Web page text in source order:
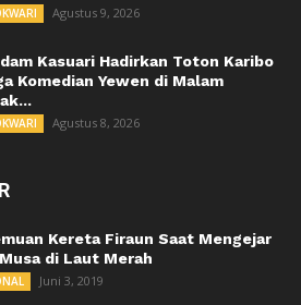
Agustus 9, 2026
Kasuari Hadirkan Toton Karibo
Komedian Yewen di Malam
Agustus 8, 2026
Kereta Firaun Saat Mengejar
di Laut Merah
Juni 3, 2019